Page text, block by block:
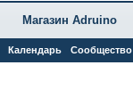
Календарь Сообщество
Магазин Adruino